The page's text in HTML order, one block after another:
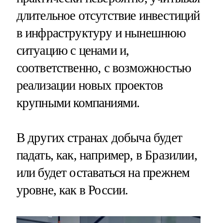
длительное отсутствие инвестиций
в инфраструктуру и нынешнюю
ситуацию с ценами и,
соответственно, с возможностью
реализации новых проектов
крупными компаниями.
В других странах добыча будет
падать, как, например, в Бразилии,
или будет оставаться на прежнем
уровне, как в России.